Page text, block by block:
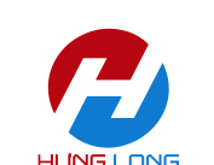
content